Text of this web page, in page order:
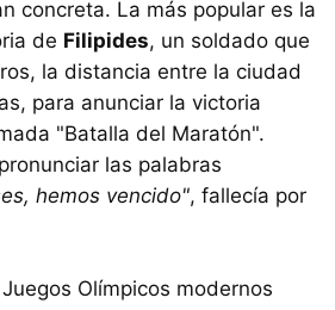
concreta. La más popular es la
de Filipides, un soldado que
la distancia entre la ciudad
para anunciar la victoria
"Batalla del Maratón".
las palabras
hemos vencido", fallecía por
Olímpicos modernos